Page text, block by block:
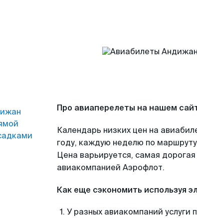
Про авиаперелеты на нашем
Календарь низких цен на
году, каждую неделю по
Цена варьируется, самая
авиакомпанией Аэрофлот.
Как еще сэкономить используя
У разных авиакомпаний услуги